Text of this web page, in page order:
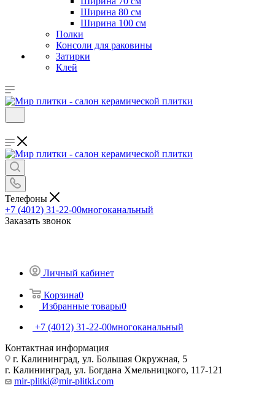
Ширина 80 см
Ширина 100 см
Полки
Консоли для раковины
Затирки
Клей
Телефоны
+7 (4012) 31-22-00многоканальный
Заказать звонок
Личный кабинет
Корзина0
Избранные товары0
+7 (4012) 31-22-00многоканальный
Контактная информация
г. Калининград, ул. Большая Окружная, 5
г. Калининград, ул. Богдана Хмельницкого, 117-121
mir-plitki@mir-plitki.com